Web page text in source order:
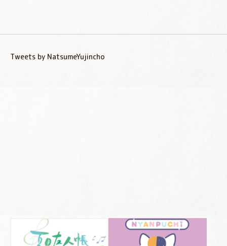
Tweets by NatsumeYujincho